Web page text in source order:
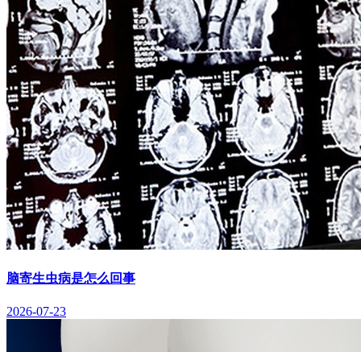
脑寄生虫病是怎么回事
2026-07-23